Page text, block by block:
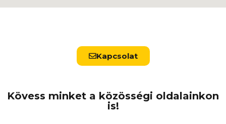
Kapcsolat
Kövess minket a közösségi oldalainkon
is!